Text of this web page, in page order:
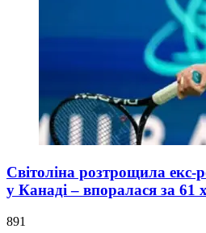
Світоліна розтрощила екс-
у Канаді – впоралася за 61
891